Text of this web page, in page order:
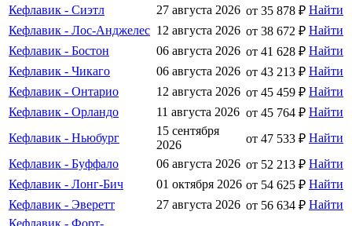
Кефлавик - Сиэтл
27 августа 2026 от 35 878 ₽ Найти
Кефлавик - Лос-Анджелес 12 августа 2026 от 38 672 ₽ Найти
Кефлавик - Бостон
06 августа 2026 от 41 628 ₽ Найти
Кефлавик - Чикаго
06 августа 2026 от 43 213 ₽ Найти
Кефлавик - Онтарио
12 августа 2026 от 45 459 ₽ Найти
Кефлавик - Орландо
11 августа 2026 от 45 764 ₽ Найти
Кефлавик - Ньюбург
15 сентября
2026
от 47 533 ₽ Найти
Кефлавик - Буффало
06 августа 2026 от 52 213 ₽ Найти
Кефлавик - Лонг-Бич
01 октября 2026 от 54 625 ₽ Найти
Кефлавик - Эверетт
27 августа 2026 от 56 634 ₽ Найти